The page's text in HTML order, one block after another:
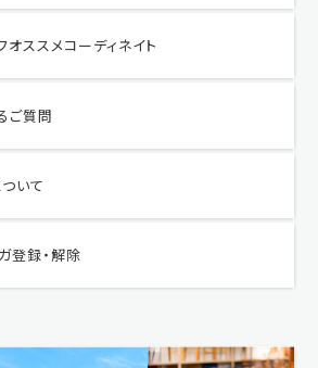
オススメコーディネイト
ご質問
いて
登録・解除